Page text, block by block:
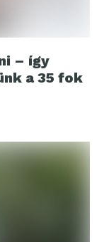
– így
a 35 fok